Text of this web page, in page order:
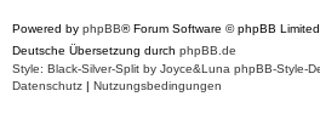
Powered by phpBB® Forum Software © phpBB Limited
Deutsche Übersetzung durch phpBB.de
Style: Black-Silver-Split by Joyce&Luna phpBB-Style-
Datenschutz | Nutzungsbedingungen